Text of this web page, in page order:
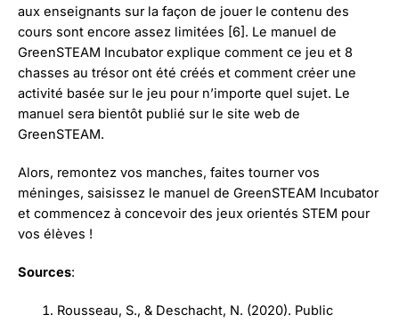
aux enseignants sur la façon de jouer le contenu des
cours sont encore assez limitées [6]. Le manuel de
GreenSTEAM Incubator explique comment ce jeu et 8
chasses au trésor ont été créés et comment créer une
activité basée sur le jeu pour n’importe quel sujet. Le
manuel sera bientôt publié sur le site web de
GreenSTEAM.
Alors, remontez vos manches, faites tourner vos
méninges, saisissez le manuel de GreenSTEAM Incubator
et commencez à concevoir des jeux orientés STEM pour
vos élèves !
Sources:
Rousseau, S., & Deschacht, N. (2020). Public